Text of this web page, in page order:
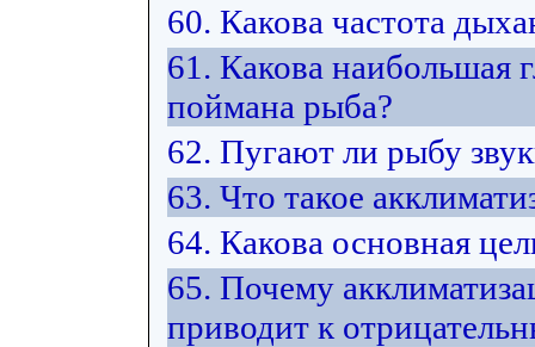
60. Какова частота
61. Какова наибольшая
поймана рыба?
62. Пугают ли рыбу
63. Что такое
64. Какова основная
65. Почему
приводит к